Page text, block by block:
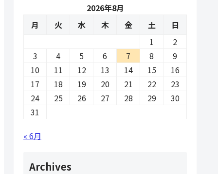
2026年8月
月
火 水 木 金 土
日
1
2
3
4 5 6 7 8
9
10
11 12 13 14 15
16
17
18 19 20 21 22
23
24
25 26 27 28 29
30
31
« 6月
Archives